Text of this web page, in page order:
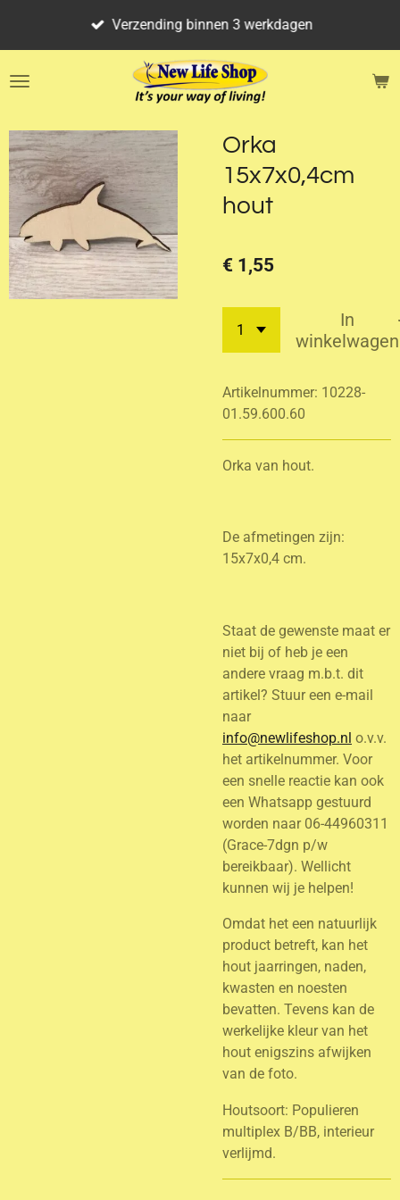
de
Verzending binnen 3 werkdagen
Orka
15x7x0,4cm
hout
€ 1,55
In
winkelwagen
Artikelnummer: 10228-
01.59.600.60
Orka van hout.
De afmetingen zijn:
15x7x0,4 cm.
Staat de gewenste maat er
niet bij of heb je een
andere vraag m.b.t. dit
artikel? Stuur een e-mail
naar
info@newlifeshop.nl o.v.v.
het artikelnummer. Voor
een snelle reactie kan ook
een Whatsapp gestuurd
worden naar 06-44960311
(Grace-7dgn p/w
bereikbaar). Wellicht
kunnen wij je helpen!
Omdat het een natuurlijk
product betreft, kan het
hout jaarringen, naden,
kwasten en noesten
bevatten. Tevens kan de
werkelijke kleur van het
hout enigszins afwijken
van de foto.
Houtsoort: Populieren
multiplex B/BB, interieur
verlijmd.